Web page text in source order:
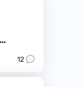
12